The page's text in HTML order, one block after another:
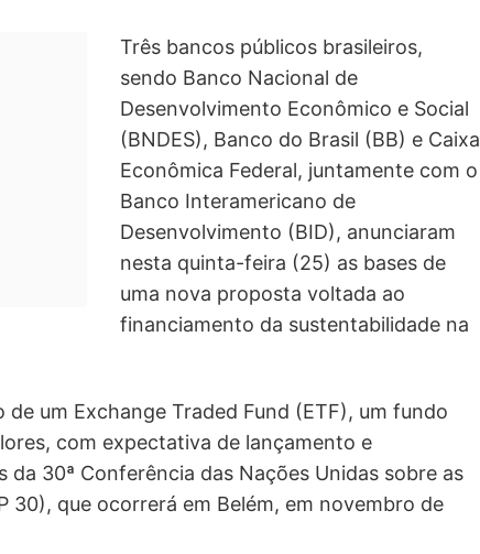
Três bancos públicos brasileiros,
sendo Banco Nacional de
Desenvolvimento Econômico e Social
(BNDES), Banco do Brasil (BB) e Caixa
Econômica Federal, juntamente com o
Banco Interamericano de
Desenvolvimento (BID), anunciaram
nesta quinta-feira (25) as bases de
uma nova proposta voltada ao
financiamento da sustentabilidade na
de um Exchange Traded Fund (ETF), um fundo
com expectativa de lançamento e
da 30ª Conferência das Nações Unidas sobre as
30), que ocorrerá em Belém, em novembro de